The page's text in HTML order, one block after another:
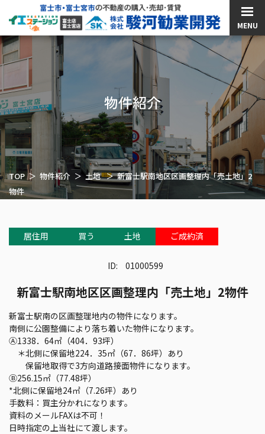
MENU
物件紹介
TOP 物件紹介 土地
新富士駅南地区区画整理内「売土地」2
物件
居住用 買う 土地 ご成約済
ID: 01000599
新富士駅南地区区画整理内「売土地」2物件
新富士駅南の区画整理地内の物件になります。
南側に公園整備により落ち着いた物件になります。
Ⓐ1338．64㎡（404．93坪）
＊北側に保留地224．35㎡（67．86坪）あり
保留地取得で3方向道路接面物件になります。
Ⓑ256.15㎡（77.48坪）
*北側に保留地24㎡（7.26坪）あり
手数料：買主分かれになります。
資料のメールFAXは不可！
日時指定の上当社にて渡します。